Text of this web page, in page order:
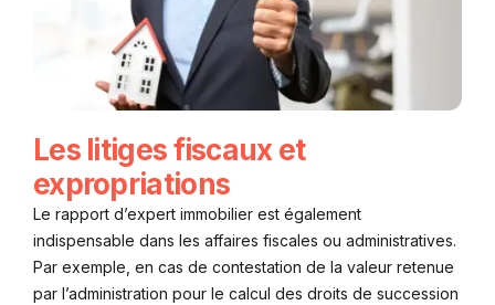
Les litiges fiscaux et
expropriations
Le rapport d’expert immobilier est également
indispensable dans les affaires fiscales ou administratives.
Par exemple, en cas de contestation de la valeur retenue
par l’administration pour le calcul des droits de succession